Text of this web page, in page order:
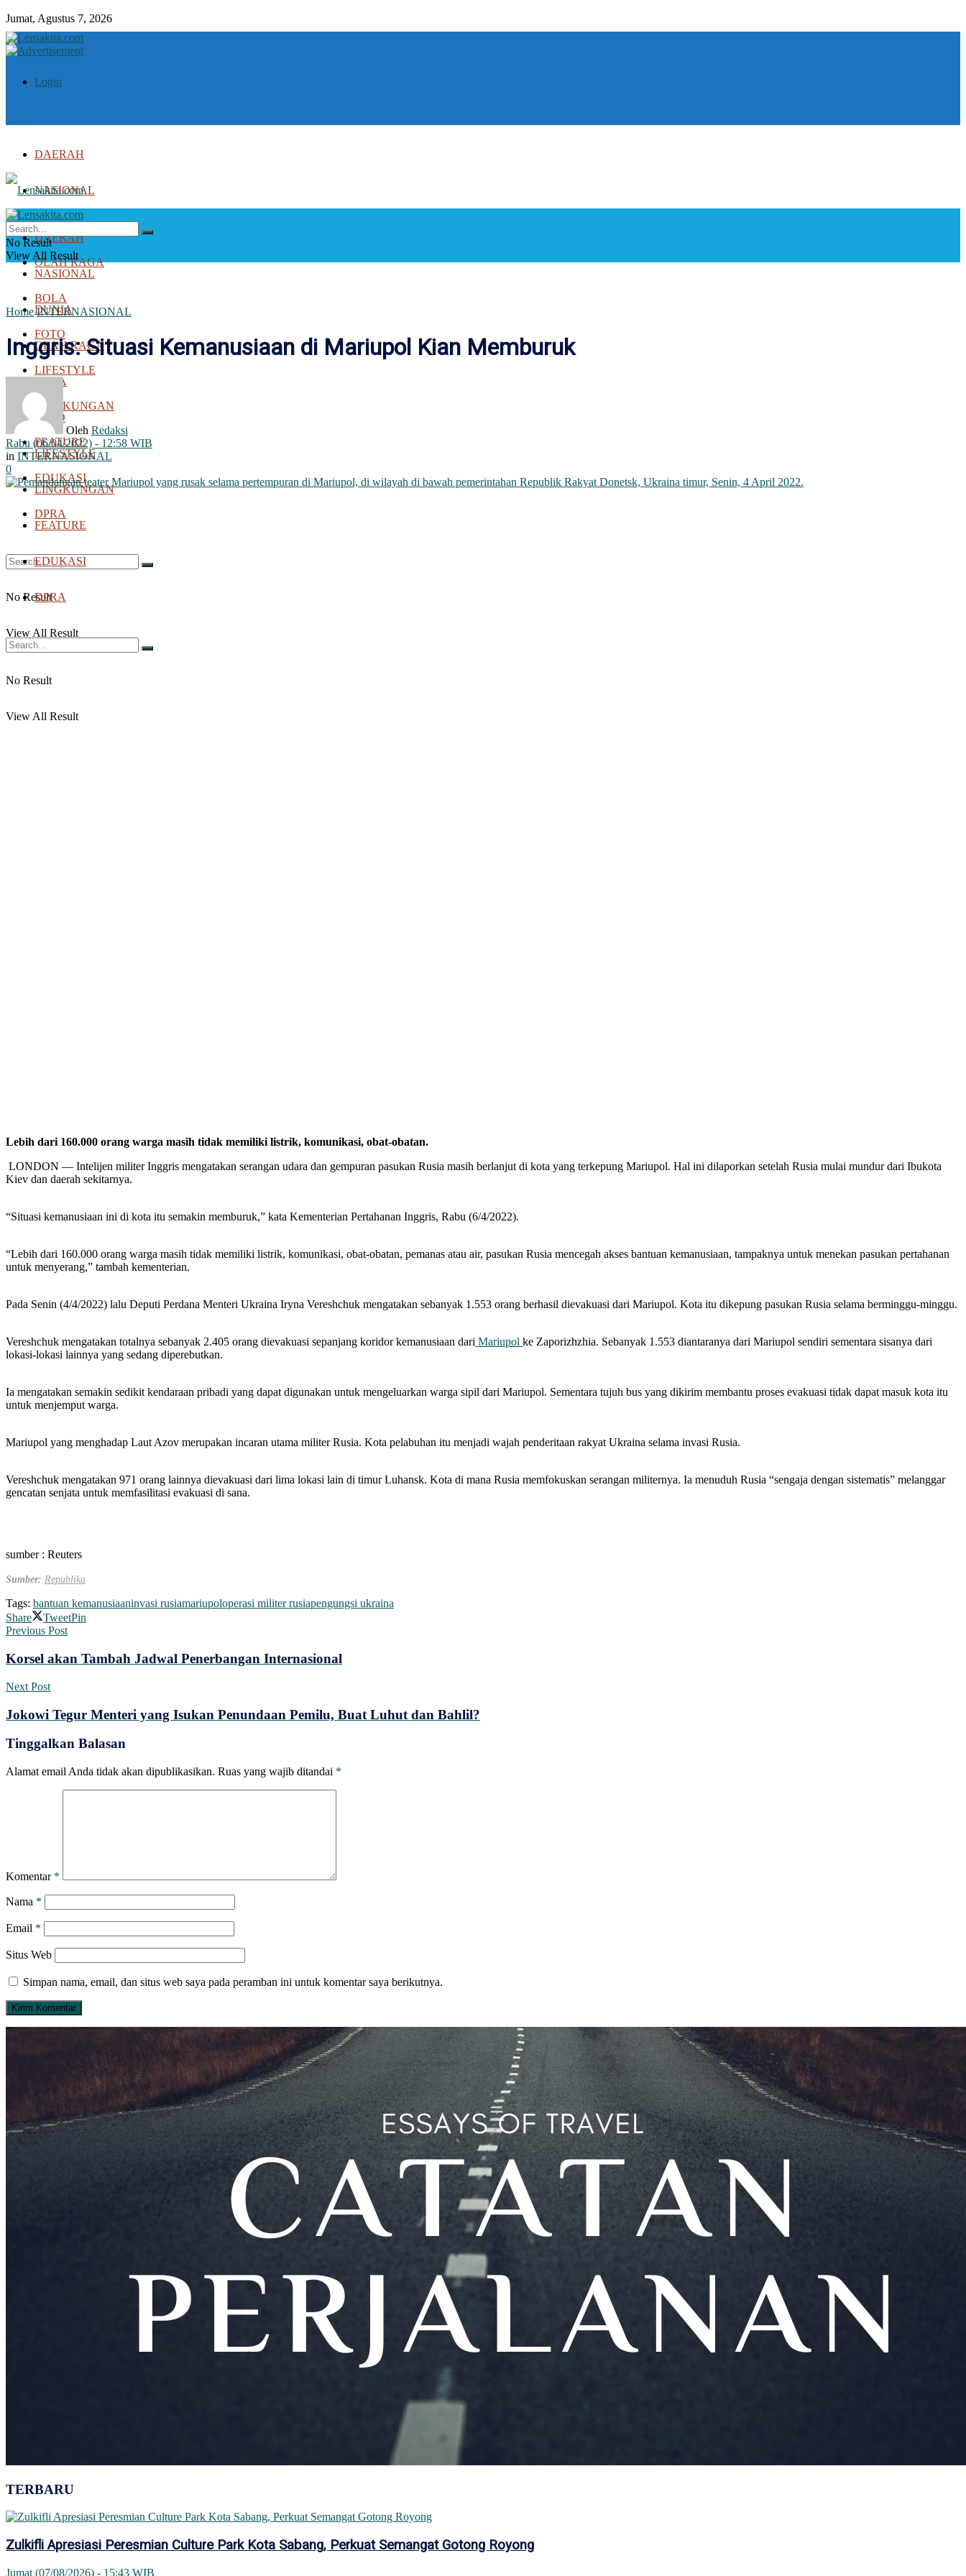
Jumat, Agustus 7, 2026
Login
DAERAH
NASIONAL
DUNIA
OLAH RAGA
BOLA
FOTO
LIFESTYLE
LINGKUNGAN
FEATURE
EDUKASI
DPRA
No Result
View All Result
DAERAH
NASIONAL
DUNIA
OLAH RAGA
BOLA
FOTO
LIFESTYLE
LINGKUNGAN
FEATURE
EDUKASI
DPRA
No Result
View All Result
No Result
View All Result
Home INTERNASIONAL
Inggris: Situasi Kemanusiaan di Mariupol Kian Memburuk
Oleh Redaksi
Rabu (06/04/2022) - 12:58 WIB
in INTERNASIONAL
0
Lebih dari 160.000 orang warga masih tidak memiliki listrik, komunikasi, obat-obatan.
LONDON — Intelijen militer Inggris mengatakan serangan udara dan gempuran pasukan Rusia masih berlanjut di kota yang terkepung Mariupol. Hal ini dilaporkan setelah Rusia mulai mundur dari Ibukota
Kiev dan daerah sekitarnya.
“Situasi kemanusiaan ini di kota itu semakin memburuk,” kata Kementerian Pertahanan Inggris, Rabu (6/4/2022).
“Lebih dari 160.000 orang warga masih tidak memiliki listrik, komunikasi, obat-obatan, pemanas atau air, pasukan Rusia mencegah akses bantuan kemanusiaan, tampaknya untuk menekan pasukan pertahanan
untuk menyerang,” tambah kementerian.
Pada Senin (4/4/2022) lalu Deputi Perdana Menteri Ukraina Iryna Vereshchuk mengatakan sebanyak 1.553 orang berhasil dievakuasi dari Mariupol. Kota itu dikepung pasukan Rusia selama berminggu-minggu.
Vereshchuk mengatakan totalnya sebanyak 2.405 orang dievakuasi sepanjang koridor kemanusiaan dari Mariupol ke Zaporizhzhia. Sebanyak 1.553 diantaranya dari Mariupol sendiri sementara sisanya dari
lokasi-lokasi lainnya yang sedang diperebutkan.
Ia mengatakan semakin sedikit kendaraan pribadi yang dapat digunakan untuk mengeluarkan warga sipil dari Mariupol. Sementara tujuh bus yang dikirim membantu proses evakuasi tidak dapat masuk kota itu
untuk menjemput warga.
Mariupol yang menghadap Laut Azov merupakan incaran utama militer Rusia. Kota pelabuhan itu menjadi wajah penderitaan rakyat Ukraina selama invasi Rusia.
Vereshchuk mengatakan 971 orang lainnya dievakuasi dari lima lokasi lain di timur Luhansk. Kota di mana Rusia memfokuskan serangan militernya. Ia menuduh Rusia “sengaja dengan sistematis” melanggar
gencatan senjata untuk memfasilitasi evakuasi di sana.
sumber : Reuters
Sumber: Republika
Tags: bantuan kemanusiaaninvasi rusiamariupoloperasi militer rusiapengungsi ukraina
Share
TweetPin
Previous Post
Korsel akan Tambah Jadwal Penerbangan Internasional
Next Post
Jokowi Tegur Menteri yang Isukan Penundaan Pemilu, Buat Luhut dan Bahlil?
Tinggalkan Balasan
Alamat email Anda tidak akan dipublikasikan. Ruas yang wajib ditandai *
Komentar *
Nama *
Email *
Situs Web
Simpan nama, email, dan situs web saya pada peramban ini untuk komentar saya berikutnya.
TERBARU
Zulkifli Apresiasi Peresmian Culture Park Kota Sabang, Perkuat Semangat Gotong Royong
Jumat (07/08/2026) - 15:43 WIB